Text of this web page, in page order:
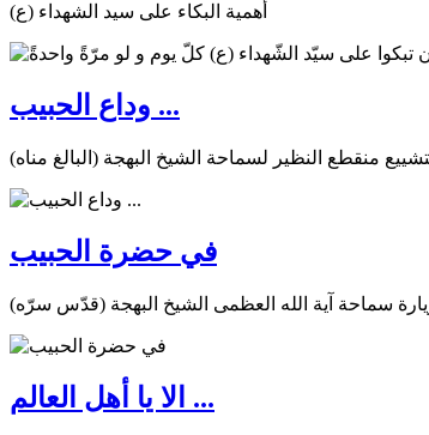
أهمية البكاء على سيد الشهداء (ع)
وداع الحبيب ...
منقطع النظير لسماحة الشيخ البهجة (البالغ مناه)
في حضرة الحبيب
سماحة آية الله العظمى الشيخ البهجة (قدّس سرّه)
الا يا أهل العالم ...